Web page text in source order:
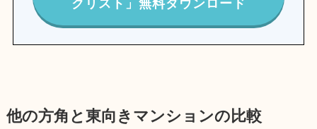
クリスト」無料ダウンロード
他の方角と東向きマンションの比較